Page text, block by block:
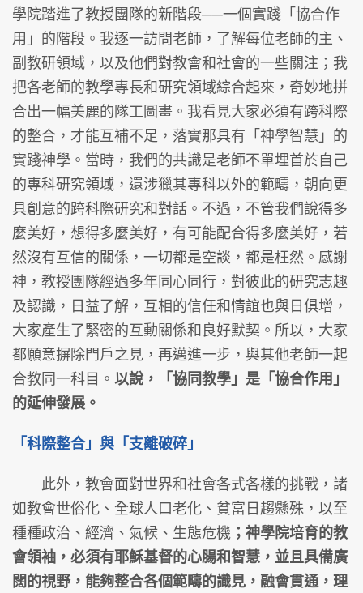
學院踏進了教授團隊的新階段──一個實踐「協合作
用」的階段。我逐一訪問老師，了解每位老師的主、
副教研領域，以及他們對教會和社會的一些關注；我
把各老師的教學專長和研究領域綜合起來，奇妙地拼
合出一幅美麗的隊工圖畫。我看見大家必須有跨科際
的整合，才能互補不足，落實那具有「神學智慧」的
實踐神學。當時，我們的共識是老師不單埋首於自己
的專科研究領域，還涉獵其專科以外的範疇，朝向更
具創意的跨科際研究和對話。不過，不管我們說得多
麼美好，想得多麼美好，有可能配合得多麼美好，若
然沒有互信的關係，一切都是空談，都是枉然。感謝
神，教授團隊經過多年同心同行，對彼此的研究志趣
及認識，日益了解，互相的信任和情誼也與日俱增，
大家產生了緊密的互動關係和良好默契。所以，大家
都願意摒除門戶之見，再邁進一步，與其他老師一起
合教同一科目。 以說，「協同教學」是「協合作用」
的延伸發展。
「科際整合」與「支離破碎」
此外，教會面對世界和社會各式各樣的挑戰，諸
如教會世俗化、全球人口老化、貧富日趨懸殊，以至
種種政治、經濟、氣候、生態危機 ；神學院培育的教
會領袖，必須有耶穌基督的心腸和智慧，並且具備廣
闊的視野，能夠整合各個範疇的識見，融會貫通，理